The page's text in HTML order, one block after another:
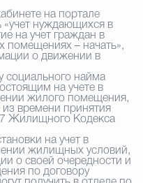
на портале
«учет нуждающихся в
на учет граждан в
помещениях – начать»,
о движении в
найма
на учете в
жилого помещения,
из времени принятия
Жилищного Кодекса
на учет в
жилищных условий,
о своей очередности и
по договору